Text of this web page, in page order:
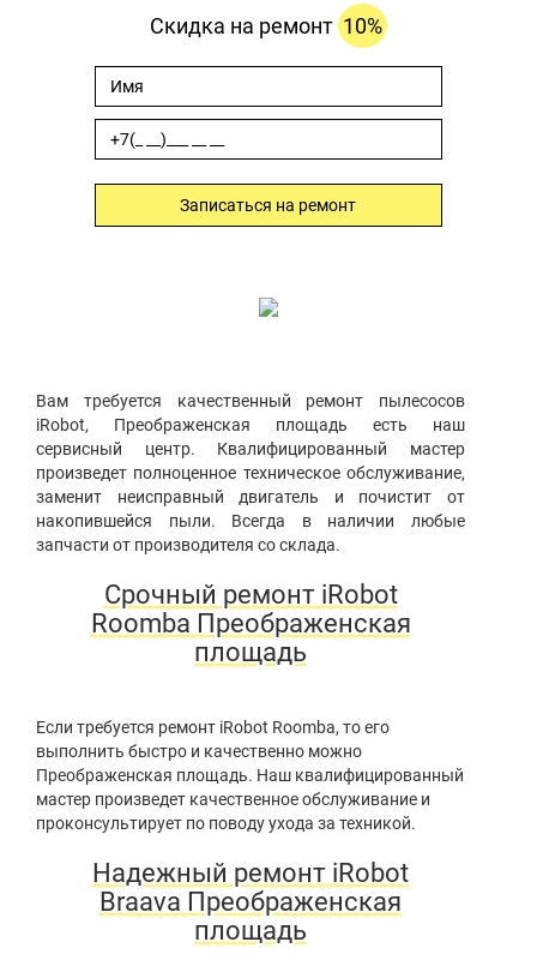
Скидка на ремонт 10%
Записаться на ремонт
Вам требуется качественный ремонт пылесосов
iRobot, Преображенская площадь есть наш
сервисный центр. Квалифицированный мастер
произведет полноценное техническое обслуживание,
заменит неисправный двигатель и почистит от
накопившейся пыли. Всегда в наличии любые
запчасти от производителя со склада.
Срочный ремонт iRobot
Roomba Преображенская
площадь
Если требуется ремонт iRobot Roomba, то его
выполнить быстро и качественно можно
Преображенская площадь. Наш квалифицированный
мастер произведет качественное обслуживание и
проконсультирует по поводу ухода за техникой.
Надежный ремонт iRobot
Braava Преображенская
площадь